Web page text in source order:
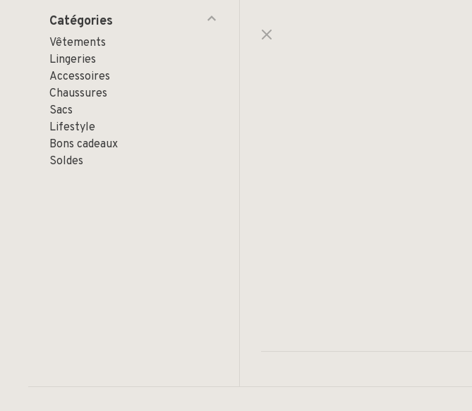
Catégories
Vêtements
Lingeries
Accessoires
Chaussures
Sacs
Lifestyle
Bons cadeaux
Soldes